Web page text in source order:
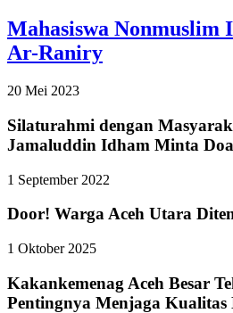
Mahasiswa
Ar-Raniry
20 Mei 2023
Silaturahmi dengan
Jamaluddin Idham Minta
1 September 2022
Door! Warga Aceh Utara
1 Oktober 2025
Kakankemenag Aceh Besar
Pentingnya Menjaga Kualitas